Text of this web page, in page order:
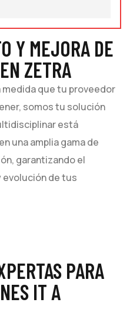
Y MEJORA DE
ZETRA
medida que tu proveedor
somos tu solución
está
una amplia gama de
garantizando el
de tus
PARA
IT A